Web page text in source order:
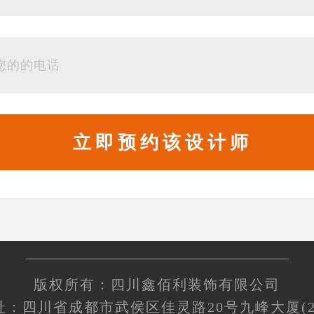
版权所有：四川鑫佰利装饰有限公司
：四川省成都市武侯区佳灵路20号九峰大厦